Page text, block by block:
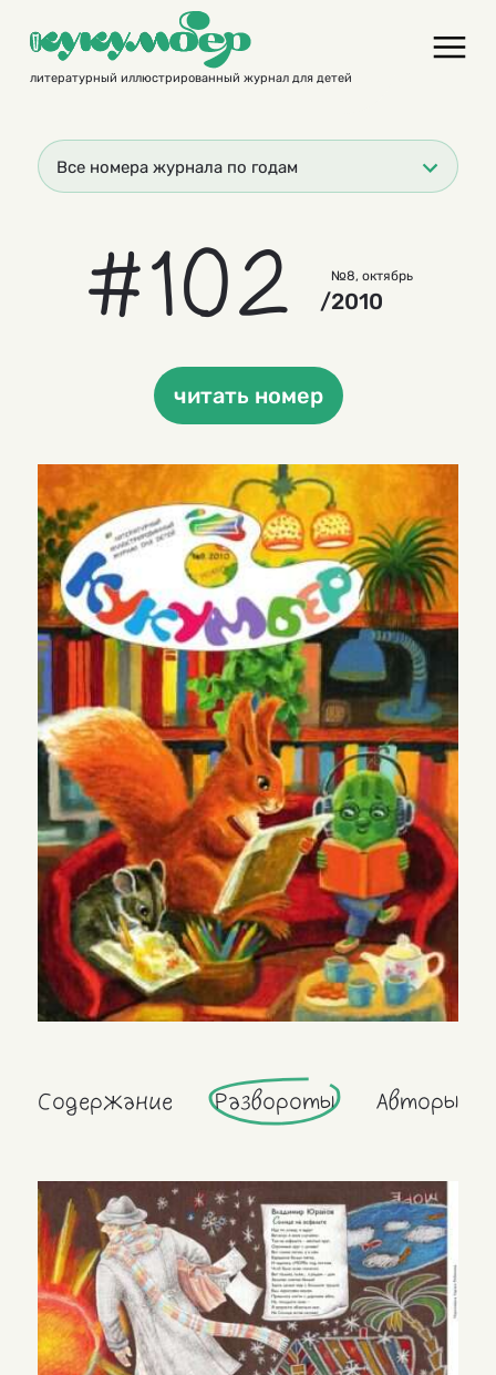
contentлитературный иллюстрированный журнал для детей
Все номера журнала по годам
#102 №8, октябрь
/2010
читать номер
Содержание Развороты Авторы